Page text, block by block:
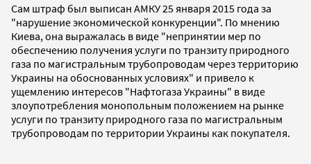
Сам штраф был выписан АМКУ 25 января 2015 года за
"нарушение экономической конкуренции". По мнению
Киева, она выражалась в виде "непринятии мер по
обеспечению получения услуги по транзиту природного
газа по магистральным трубопроводам через территорию
Украины на обоснованных условиях" и привело к
ущемлению интересов "Нафтогаза Украины" в виде
злоупотребления монопольным положением на рынке
услуги по транзиту природного газа по магистральным
трубопроводам по территории Украины как покупателя.